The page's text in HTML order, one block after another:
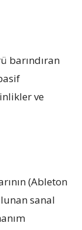
barındıran
ve
(Ableton
sanal